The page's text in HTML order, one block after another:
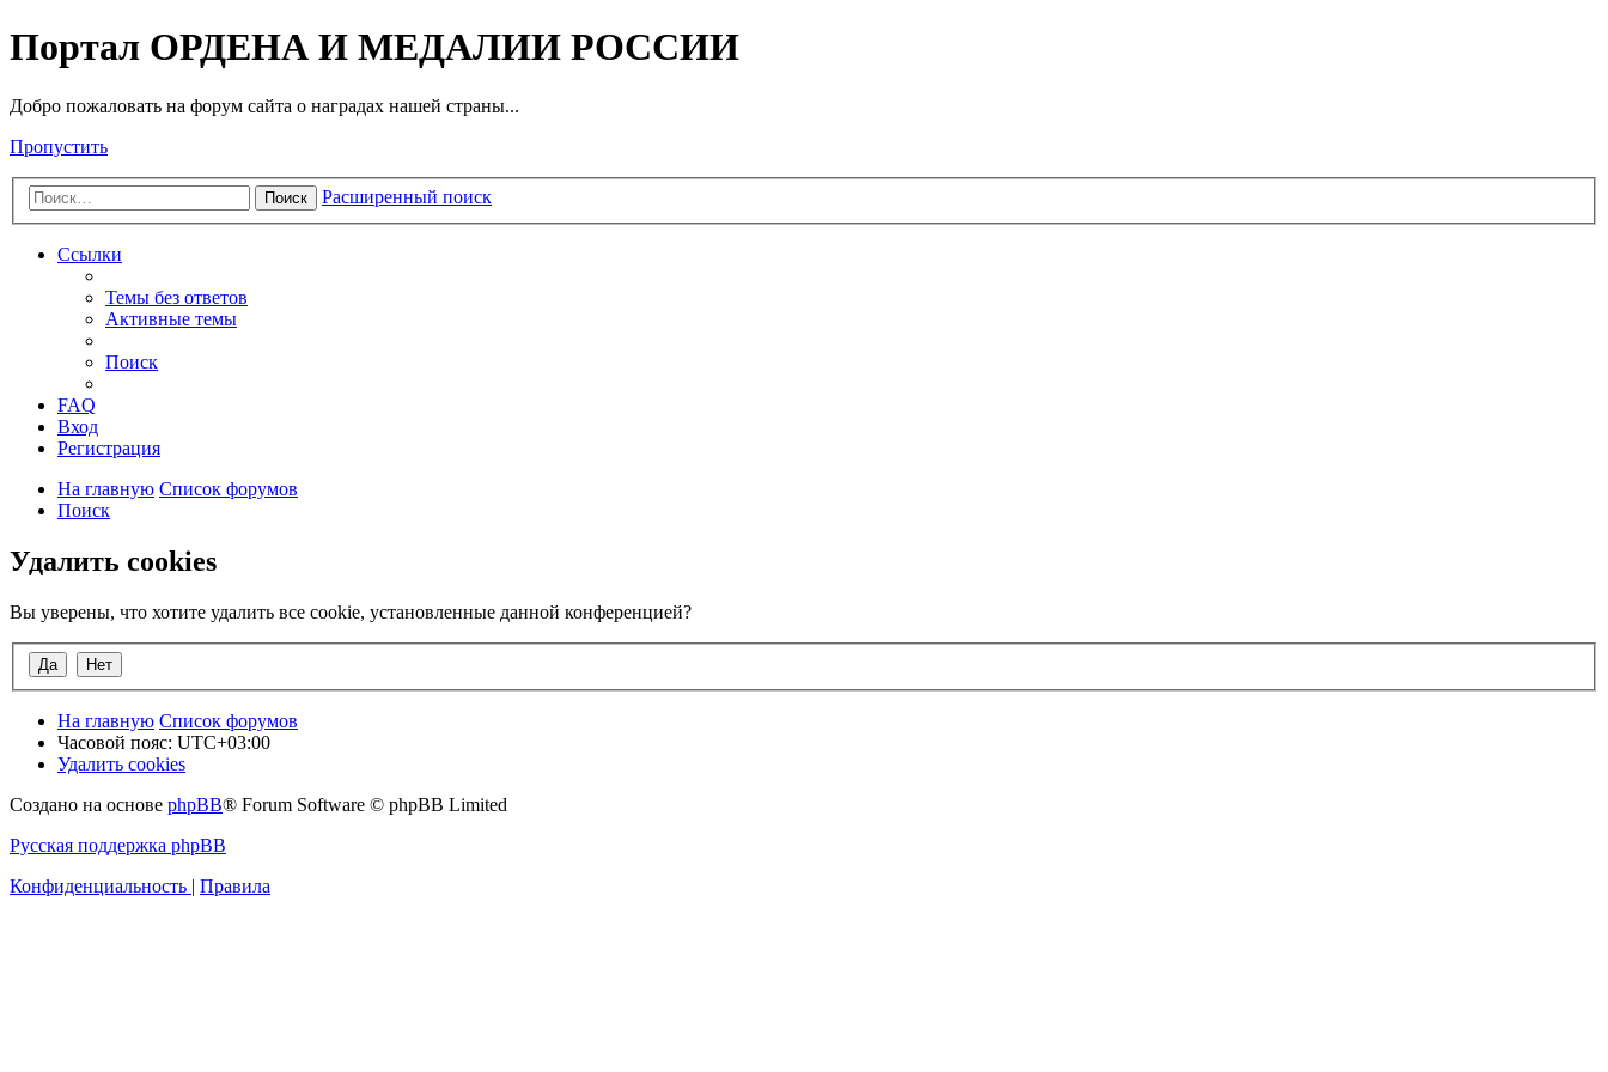
Портал ОРДЕНА И МЕДАЛИИ РОССИИ
Добро пожаловать на форум сайта о наградах нашей страны...
Пропустить
Поиск Расширенный поиск
Ссылки
Темы без ответов
Активные темы
Поиск
FAQ
Вход
Регистрация
На главную Список форумов
Поиск
Удалить cookies
Вы уверены, что хотите удалить все cookie, установленные данной конференцией?
На главную Список форумов
Часовой пояс: UTC+03:00
Удалить cookies
Создано на основе phpBB® Forum Software © phpBB Limited
Русская поддержка phpBB
Конфиденциальность | Правила